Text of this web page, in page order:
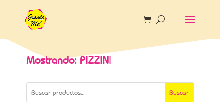
Mostrando: PIZZINI
Buscar